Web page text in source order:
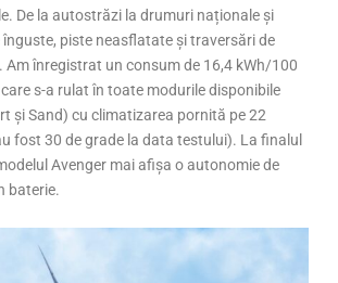
De la autostrăzi la drumuri naționale și
piste neasflatate și traversări de
Am înregistrat un consum de 16,4 kWh/100
s-a rulat în toate modurile disponibile
și Sand) cu climatizarea pornită pe 22
fost 30 de grade la data testului). La finalul
Avenger mai afișa o autonomie de
baterie.